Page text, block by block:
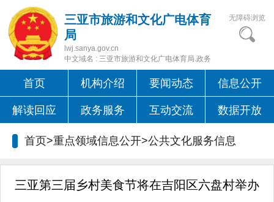
三亚市旅游和文化广电体育
局
lwj.sanya.gov.cn
中文域名 : 三亚市旅游和文化广电体育局.政务
无障碍浏览
首页 机构介绍 要闻动态 信息公开
解读回应 政务服务 互动交流 数据开放
首页>重点领域信息公开>公共文化服务信息
三亚第三届乡村美食节将在吉阳区六盘村举办